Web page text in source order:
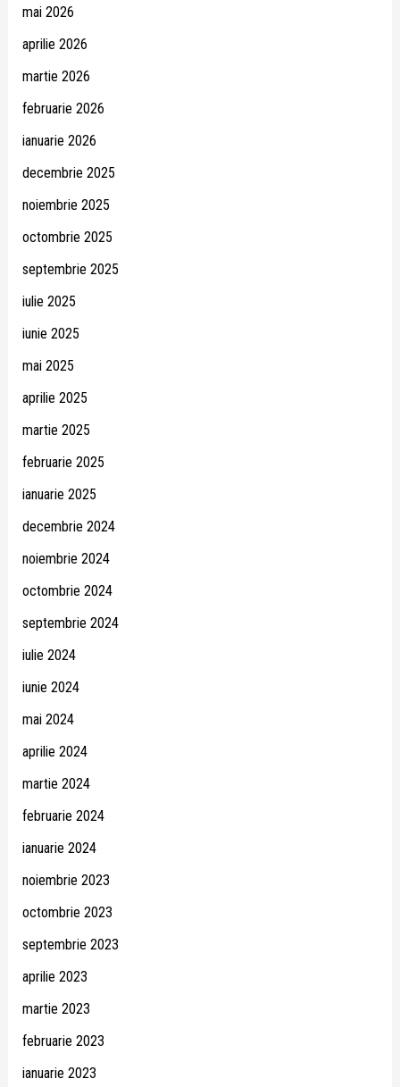
mai 2026
aprilie 2026
martie 2026
februarie 2026
ianuarie 2026
decembrie 2025
noiembrie 2025
octombrie 2025
septembrie 2025
iulie 2025
iunie 2025
mai 2025
aprilie 2025
martie 2025
februarie 2025
ianuarie 2025
decembrie 2024
noiembrie 2024
octombrie 2024
septembrie 2024
iulie 2024
iunie 2024
mai 2024
aprilie 2024
martie 2024
februarie 2024
ianuarie 2024
noiembrie 2023
octombrie 2023
septembrie 2023
aprilie 2023
martie 2023
februarie 2023
ianuarie 2023